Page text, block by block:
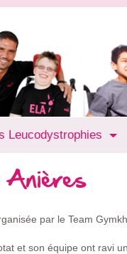
Leucodystrophies
Anières
par le Team
et son équipe ont ravi